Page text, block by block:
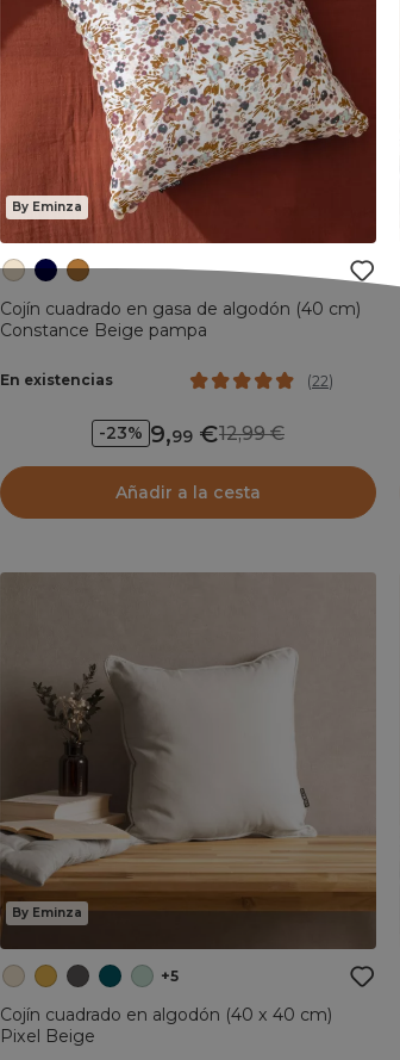
By Eminza
Cojín cuadrado en gasa de algodón (40 cm)
Constance Beige pampa
En existencias (22)
-23% 9,99 12,99
Añadir a la cesta
By Eminza
+5
Cojín cuadrado en algodón (40 x 40 cm)
Pixel Beige